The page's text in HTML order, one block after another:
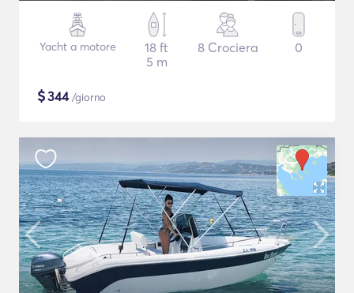
Yacht a motore
18 ft
5 m
8 Crociera 0
$344/giorno